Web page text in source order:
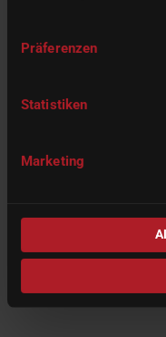
Präferenzen
Statistiken
Marketing